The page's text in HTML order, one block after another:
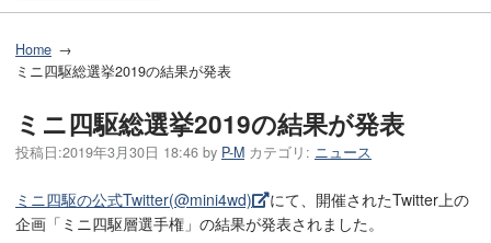
Home
ミニ四駆総選挙2019の結果が発表
ミニ四駆総選挙2019の結果が発表
投稿日:2019年3月30日 18:46 by P-M カテゴリ: ニュース
ミニ四駆の公式Twitter(@mini4wd)
にて、開催されたTwitter上の
企画「ミニ四駆層選手権」の結果が発表されました。